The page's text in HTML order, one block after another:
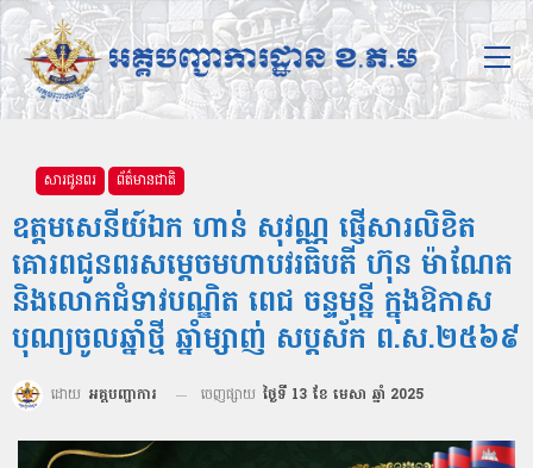
សារជូនពរ ព័ត៌មានជាតិ
ឧត្តមសេនីយ៍ឯក ហាន់ សុវណ្ណ ផ្ញើសារលិខិត
គោរពជូនពរសម្ដេចមហាបវរធិបតី ហ៊ុន ម៉ាណែត
និងលោកជំទាវបណ្ឌិត ពេជ ចន្ទមុន្នី ក្នុងឱកាស
បុណ្យចូលឆ្នាំថ្មី ឆ្នាំម្សាញ់ សប្តស័ក ព.ស.២៥៦៩
ដោយ អគ្គបញ្ជាការ ចេញផ្សាយ ថ្ងៃទី 13 ខែ មេសា ឆ្នាំ 2025